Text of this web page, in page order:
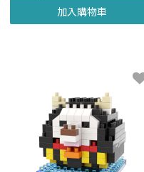
加入購物車